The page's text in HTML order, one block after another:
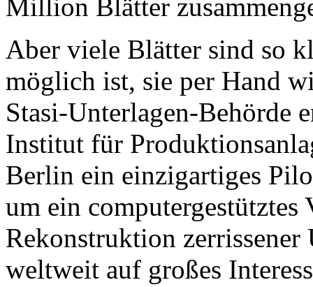
Million Blätter
Aber viele Blätter sind so
möglich ist, sie per Hand
Stasi-Unterlagen-Behörde
Institut für
Berlin ein einzigartiges
um ein
Rekonstruktion zerrissener
weltweit auf großes